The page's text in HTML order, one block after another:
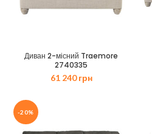
Диван 2-місний Traemore
2740335
61 240грн
-20%